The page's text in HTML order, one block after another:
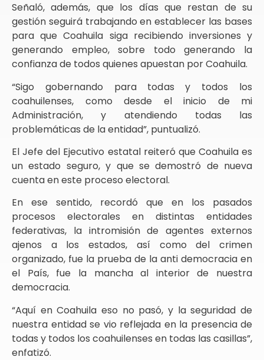
Señaló, además, que los días que restan de su
gestión seguirá trabajando en establecer las bases
para que Coahuila siga recibiendo inversiones y
generando empleo, sobre todo generando la
confianza de todos quienes apuestan por Coahuila.
“Sigo gobernando para todas y todos los
coahuilenses, como desde el inicio de mi
Administración, y atendiendo todas las
problemáticas de la entidad”, puntualizó.
El Jefe del Ejecutivo estatal reiteró que Coahuila es
un estado seguro, y que se demostró de nueva
cuenta en este proceso electoral.
En ese sentido, recordó que en los pasados
procesos electorales en distintas entidades
federativas, la intromisión de agentes externos
ajenos a los estados, así como del crimen
organizado, fue la prueba de la anti democracia en
el País, fue la mancha al interior de nuestra
democracia.
“Aquí en Coahuila eso no pasó, y la seguridad de
nuestra entidad se vio reflejada en la presencia de
todas y todos los coahuilenses en todas las casillas”,
enfatizó.